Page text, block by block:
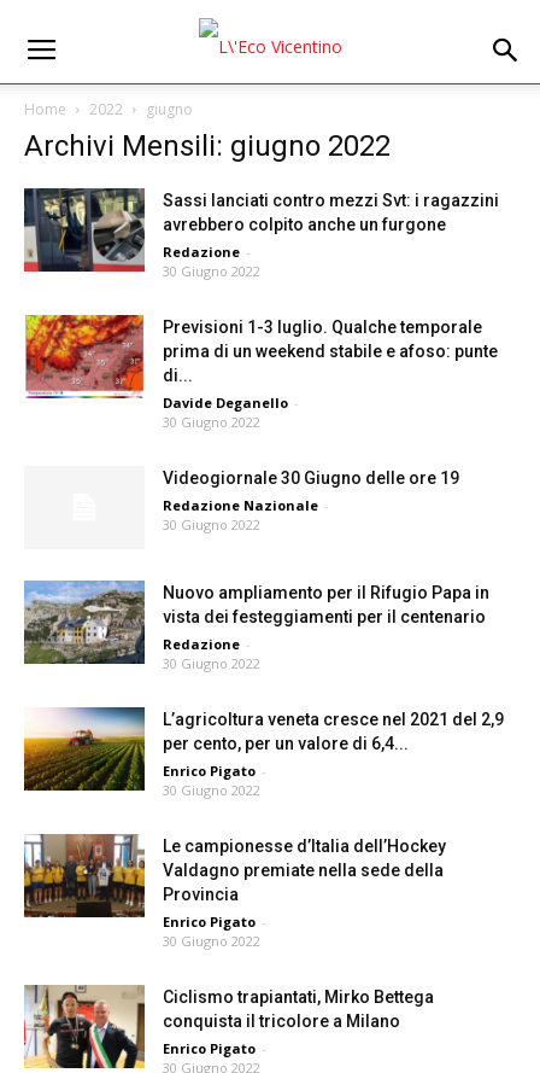
Home 2022 giugno
Archivi Mensili: giugno 2022
Sassi lanciati contro mezzi Svt: i ragazzini
avrebbero colpito anche un furgone
Redazione -
30 Giugno 2022
Previsioni 1-3 luglio. Qualche temporale
prima di un weekend stabile e afoso: punte
di...
Davide Deganello -
30 Giugno 2022
Videogiornale 30 Giugno delle ore 19
Redazione Nazionale -
30 Giugno 2022
Nuovo ampliamento per il Rifugio Papa in
vista dei festeggiamenti per il centenario
Redazione -
30 Giugno 2022
L’agricoltura veneta cresce nel 2021 del 2,9
per cento, per un valore di 6,4...
Enrico Pigato -
30 Giugno 2022
Le campionesse d’Italia dell’Hockey
Valdagno premiate nella sede della
Provincia
Enrico Pigato -
30 Giugno 2022
Ciclismo trapiantati, Mirko Bettega
conquista il tricolore a Milano
Enrico Pigato -
30 Giugno 2022